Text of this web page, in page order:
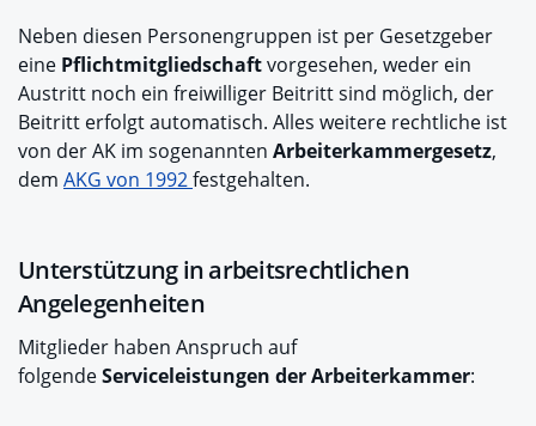
Neben diesen Personengruppen ist per Gesetzgeber
eine Pflichtmitgliedschaftvorgesehen, weder ein
Austritt noch ein freiwilliger Beitritt sind möglich, der
Beitritt erfolgt automatisch. Alles weitere rechtliche ist
von der AK im sogenannten Arbeiterkammergesetz,
dem AKG von 1992festgehalten.
Unterstützung in arbeitsrechtlichen
Angelegenheiten
Mitglieder haben Anspruch auf
folgendeServiceleistungen der Arbeiterkammer: